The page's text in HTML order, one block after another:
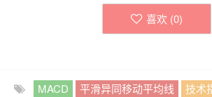
喜欢 (0)
MACD 平滑异同移动平均线
技术